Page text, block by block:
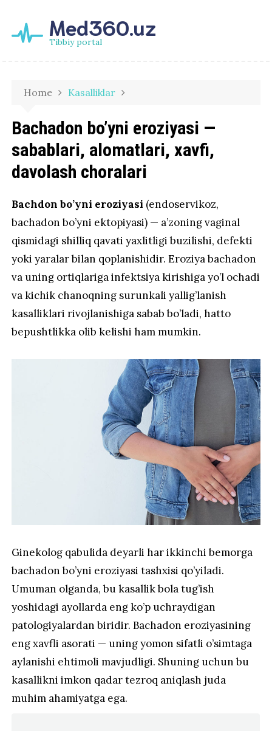
Med360.uz
Tibbiy portal
Home Kasalliklar
Bachadon bo’yni eroziyasi —
sabablari, alomatlari, xavfi,
davolash choralari
Bachdon bo’yni eroziyasi (endoservikoz,
bachadon bo’yni ektopiyasi) — a’zoning vaginal
qismidagi shilliq qavati yaxlitligi buzilishi, defekti
yoki yaralar bilan qoplanishidir. Eroziya bachadon
va uning ortiqlariga infektsiya kirishiga yo’l ochadi
va kichik chanoqning surunkali yallig’lanish
kasalliklari rivojlanishiga sabab bo’ladi, hatto
bepushtlikka olib kelishi ham mumkin.
Ginekolog qabulida deyarli har ikkinchi bemorga
bachadon bo’yni eroziyasi tashxisi qo’yiladi.
Umuman olganda, bu kasallik bola tug’ish
yoshidagi ayollarda eng ko’p uchraydigan
patologiyalardan biridir. Bachadon eroziyasining
eng xavfli asorati — uning yomon sifatli o’simtaga
aylanishi ehtimoli mavjudligi. Shuning uchun bu
kasallikni imkon qadar tezroq aniqlash juda
muhim ahamiyatga ega.